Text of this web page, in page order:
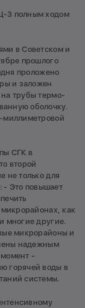
3 полным ходом
в Советском и
прошлого
проложено
и заложен
трубы термо-
оболочку.
миллиметровой
СГК в
второй
не только для
- Это повышает
как
многие другие.
микрорайоны и
надежным
-
горячей воды в
системы.